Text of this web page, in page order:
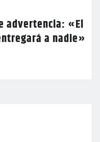
advertencia: «El
a nadie»